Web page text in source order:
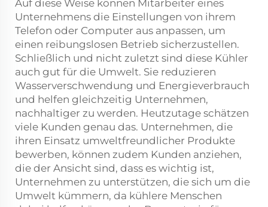
Auf diese Weise können Mitarbeiter eines
Unternehmens die Einstellungen von ihrem
Telefon oder Computer aus anpassen, um
einen reibungslosen Betrieb sicherzustellen.
Schließlich und nicht zuletzt sind diese Kühler
auch gut für die Umwelt. Sie reduzieren
Wasserverschwendung und Energieverbrauch
und helfen gleichzeitig Unternehmen,
nachhaltiger zu werden. Heutzutage schätzen
viele Kunden genau das. Unternehmen, die
ihren Einsatz umweltfreundlicher Produkte
bewerben, können zudem Kunden anziehen,
die der Ansicht sind, dass es wichtig ist,
Unternehmen zu unterstützen, die sich um die
Umwelt kümmern, da kühlere Menschen